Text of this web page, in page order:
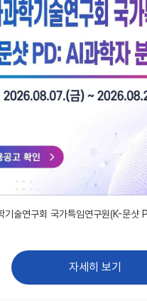
다.
기술연구회 국가특임연구원(K-문샷
자세히 보기